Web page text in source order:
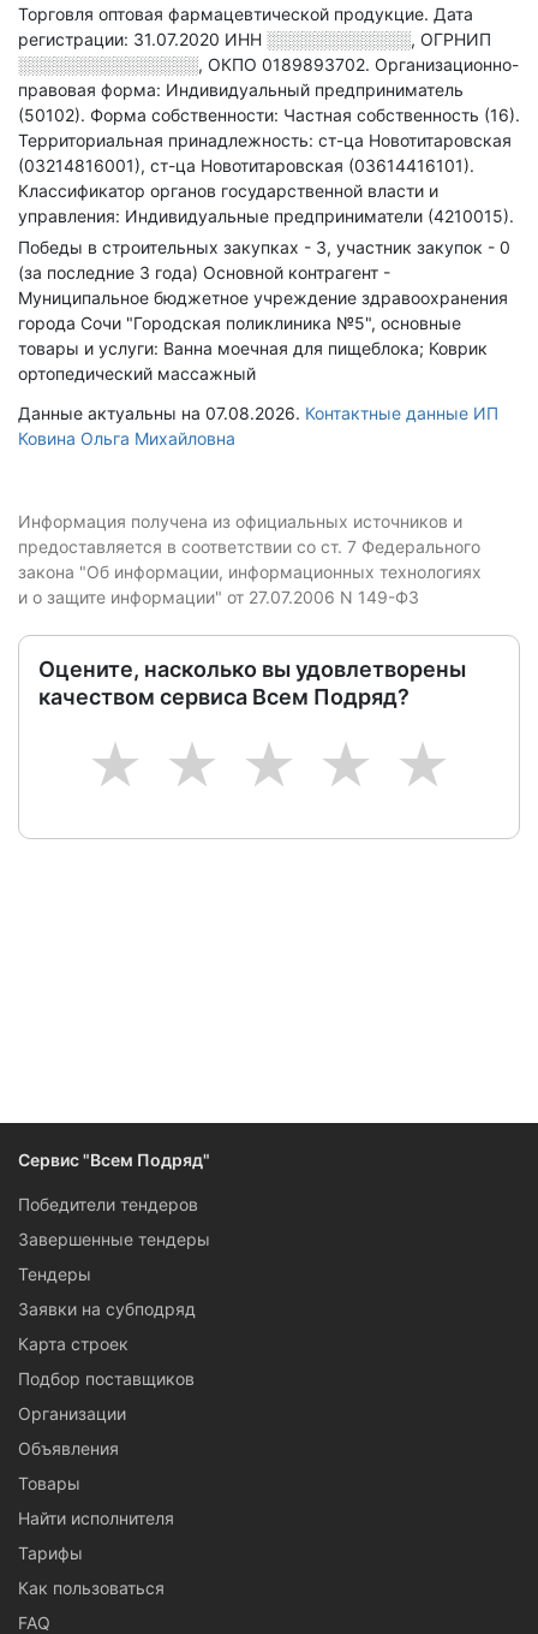
Торговля оптовая фармацевтической продукцие. Дата
регистрации: 31.07.2020 ИНН ░░░░░░░░░░░░, ОГРНИП
░░░░░░░░░░░░░░░, ОКПО 0189893702. Организационно-
правовая форма: Индивидуальный предприниматель
(50102). Форма собственности: Частная собственность (16).
Территориальная принадлежность: ст-ца Новотитаровская
(03214816001), ст-ца Новотитаровская (03614416101).
Классификатор органов государственной власти и
управления: Индивидуальные предприниматели (4210015).
Победы в строительных закупках - 3, участник закупок - 0
(за последние 3 года) Основной контрагент -
Муниципальное бюджетное учреждение здравоохранения
города Сочи "Городская поликлиника №5", основные
товары и услуги: Ванна моечная для пищеблока; Коврик
ортопедический массажный
Данные актуальны на 07.08.2026. Контактные данные ИП
Ковина Ольга Михайловна
Информация получена из официальных источников и
предоставляется в соответствии со ст. 7 Федерального
закона "Об информации, информационных технологиях
и о защите информации" от 27.07.2006 N 149-ФЗ
Оцените, насколько вы удовлетворены
качеством сервиса Всем Подряд?
5
4
3
2
1
Сервис "Всем Подряд"
Победители тендеров
Завершенные тендеры
Тендеры
Заявки на субподряд
Карта строек
Подбор поставщиков
Организации
Объявления
Товары
Найти исполнителя
Тарифы
Как пользоваться
FAQ